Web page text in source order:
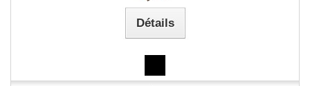
Détails